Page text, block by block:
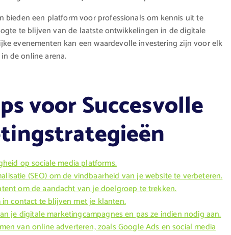
bieden een platform voor professionals om kennis uit te
te blijven van de laatste ontwikkelingen in de digitale
evenementen kan een waardevolle investering zijn voor elk
de online arena.
voor Succesvolle
op sociale media platforms.
(SEO) om de vindbaarheid van je website te verbeteren.
om de aandacht van je doelgroep te trekken.
contact te blijven met je klanten.
je digitale marketingcampagnes en pas ze indien nodig aan.
van online adverteren, zoals Google Ads en social media